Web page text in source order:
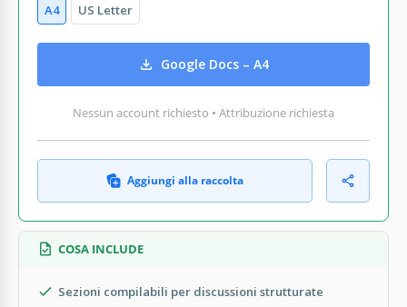
A4 US Letter
Google Docs – A4
Nessun account richiesto • Attribuzione richiesta
Aggiungi alla raccolta
COSA INCLUDE
Sezioni compilabili per discussioni strutturate